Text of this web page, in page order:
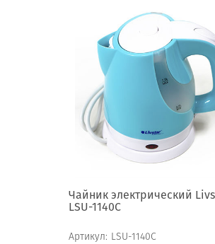
Чайник электрический
LSU-1140С
Артикул: LSU-1140С